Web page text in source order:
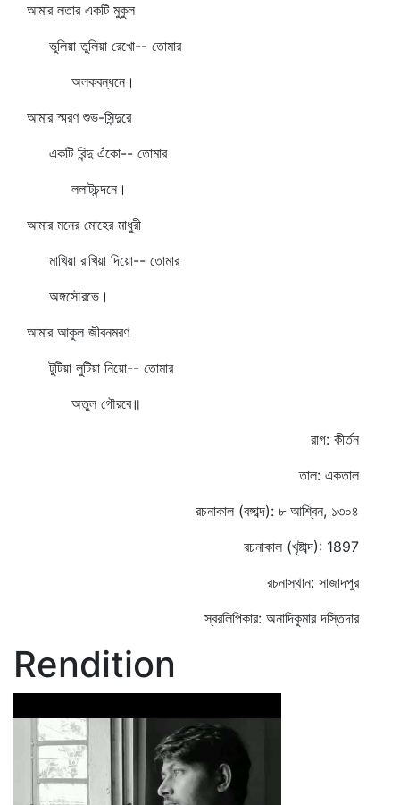
আমার লতার একটি মুকুল
ভুলিয়া তুলিয়া রেখো-- তোমার
অলকবন্ধনে।
আমার স্মরণ শুভ-সিন্দুরে
একটি বিন্দু এঁকো-- তোমার
ললাটচন্দনে।
আমার মনের মোহের মাধুরী
মাখিয়া রাখিয়া দিয়ো-- তোমার
অঙ্গসৌরভে।
আমার আকুল জীবনমরণ
টুটিয়া লুটিয়া নিয়ো-- তোমার
অতুল গৌরবে॥
রাগ: কীর্তন
তাল: একতাল
রচনাকাল (বঙ্গাব্দ): ৮ আশ্বিন, ১৩০৪
রচনাকাল (খৃষ্টাব্দ): 1897
রচনাস্থান: সাজাদপুর
স্বরলিপিকার: অনাদিকুমার দস্তিদার
Rendition